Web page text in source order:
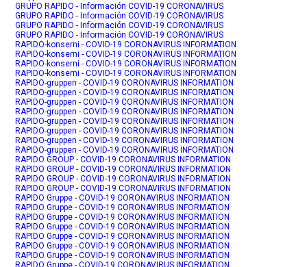
GRUPO RAPIDO - Información COVID-19 CORONAVIRUS
GRUPO RAPIDO - Información COVID-19 CORONAVIRUS
GRUPO RAPIDO - Información COVID-19 CORONAVIRUS
GRUPO RAPIDO - Información COVID-19 CORONAVIRUS
RAPIDO-konserni - COVID-19 CORONAVIRUS INFORMATION
RAPIDO-konserni - COVID-19 CORONAVIRUS INFORMATION
RAPIDO-konserni - COVID-19 CORONAVIRUS INFORMATION
RAPIDO-konserni - COVID-19 CORONAVIRUS INFORMATION
RAPIDO-gruppen - COVID-19 CORONAVIRUS INFORMATION
RAPIDO-gruppen - COVID-19 CORONAVIRUS INFORMATION
RAPIDO-gruppen - COVID-19 CORONAVIRUS INFORMATION
RAPIDO-gruppen - COVID-19 CORONAVIRUS INFORMATION
RAPIDO-gruppen - COVID-19 CORONAVIRUS INFORMATION
RAPIDO-gruppen - COVID-19 CORONAVIRUS INFORMATION
RAPIDO-gruppen - COVID-19 CORONAVIRUS INFORMATION
RAPIDO-gruppen - COVID-19 CORONAVIRUS INFORMATION
RAPIDO GROUP - COVID-19 CORONAVIRUS INFORMATION
RAPIDO GROUP - COVID-19 CORONAVIRUS INFORMATION
RAPIDO GROUP - COVID-19 CORONAVIRUS INFORMATION
RAPIDO GROUP - COVID-19 CORONAVIRUS INFORMATION
RAPIDO Gruppe - COVID-19 CORONAVIRUS INFORMATION
RAPIDO Gruppe - COVID-19 CORONAVIRUS INFORMATION
RAPIDO Gruppe - COVID-19 CORONAVIRUS INFORMATION
RAPIDO Gruppe - COVID-19 CORONAVIRUS INFORMATION
RAPIDO Gruppe - COVID-19 CORONAVIRUS INFORMATION
RAPIDO Gruppe - COVID-19 CORONAVIRUS INFORMATION
RAPIDO Gruppe - COVID-19 CORONAVIRUS INFORMATION